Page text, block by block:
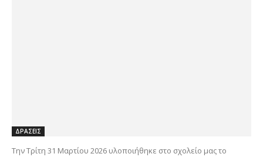
ΔΡΑΣΕΙΣ
Την Τρίτη 31 Μαρτίου 2026 υλοποιήθηκε στο σχολείο μας το